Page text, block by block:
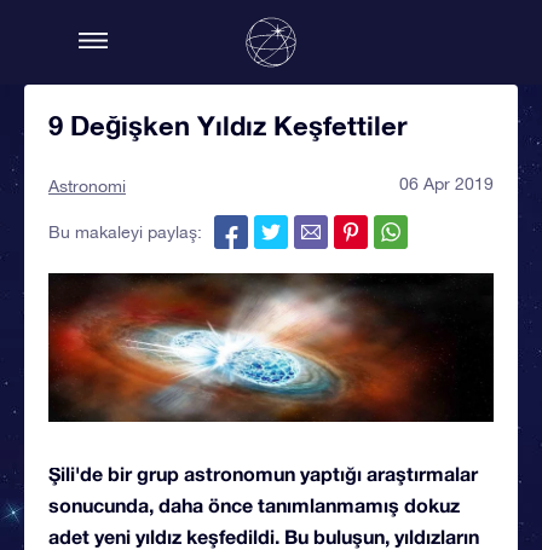
9 Değişken Yıldız Keşfettiler
Astronomi 06 Apr 2019
Bu makaleyi paylaş:
Şili'de bir grup astronomun yaptığı araştırmalar
sonucunda, daha önce tanımlanmamış dokuz
adet yeni yıldız keşfedildi. Bu buluşun, yıldızların